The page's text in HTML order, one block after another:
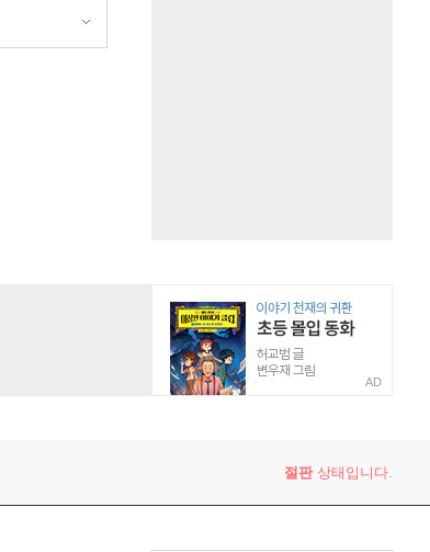
AD
절판상태입니다.